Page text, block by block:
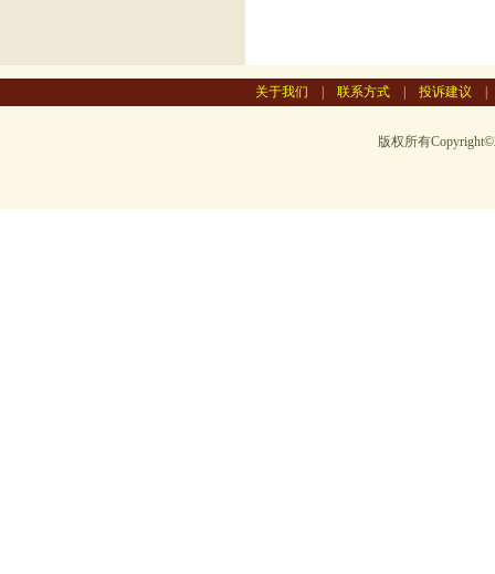
关于我们 联系方式 投诉建议
版权所有